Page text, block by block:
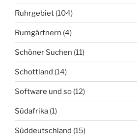
Ruhrgebiet (104)
Rumgärtnern (4)
Schöner Suchen (11)
Schottland (14)
Software und so (12)
Südafrika (1)
Süddeutschland (15)